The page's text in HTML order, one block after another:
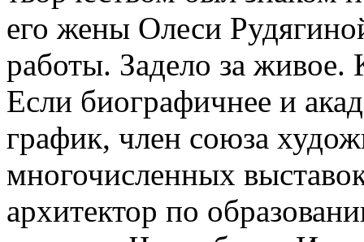
его жены Олеси
работы. Задело за живое.
Если биографичнее и
график, член союза
многочисленных
архитектор по